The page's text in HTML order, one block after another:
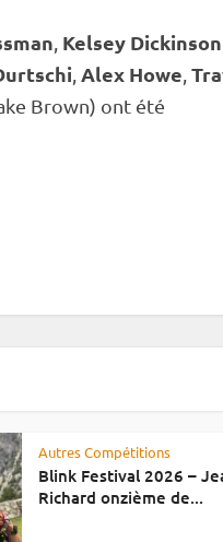
Kelsey Dickinson
Alex Howe
Brown) ont été
Autres Compétitions
Blink Festival 2026 –
Richard onzième de...